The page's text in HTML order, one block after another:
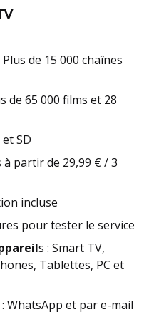
Plus de 15 000 chaînes
de 65 000 films et 28
SD
à partir de 29,99 € / 3
incluse
pour tester le service
s : Smart TV,
Tablettes, PC et
: WhatsApp et par e-mail